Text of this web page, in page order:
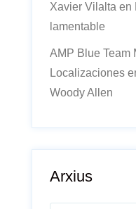
Xavier Vilalta en
lamentable
AMP Blue Team
Localizaciones
Woody Allen
Arxius